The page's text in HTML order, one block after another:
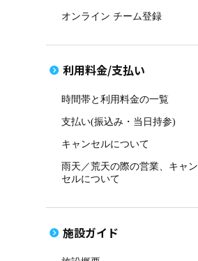
オンライン チーム登録
利用料金/支払い
時間帯と利用料金の一覧
支払い(振込み・当日持参)
キャンセルについて
雨天／荒天の際の営業、キャン
セルについて
施設ガイド